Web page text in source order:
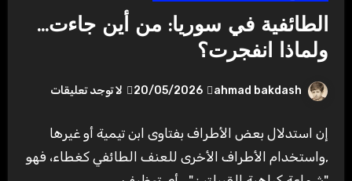
الطائفية في سوريا: من أين جاءت…
ولماذا انفجرت؟
ahmad bakdash
20/05/2026 لا توجد تعليقات
إن استدلال بعض الأطراف بفتاوى ابن تيمية أو غيرها
,واستخدام الأطراف الأخرى للعنف الطائفي كغطاء، فهو